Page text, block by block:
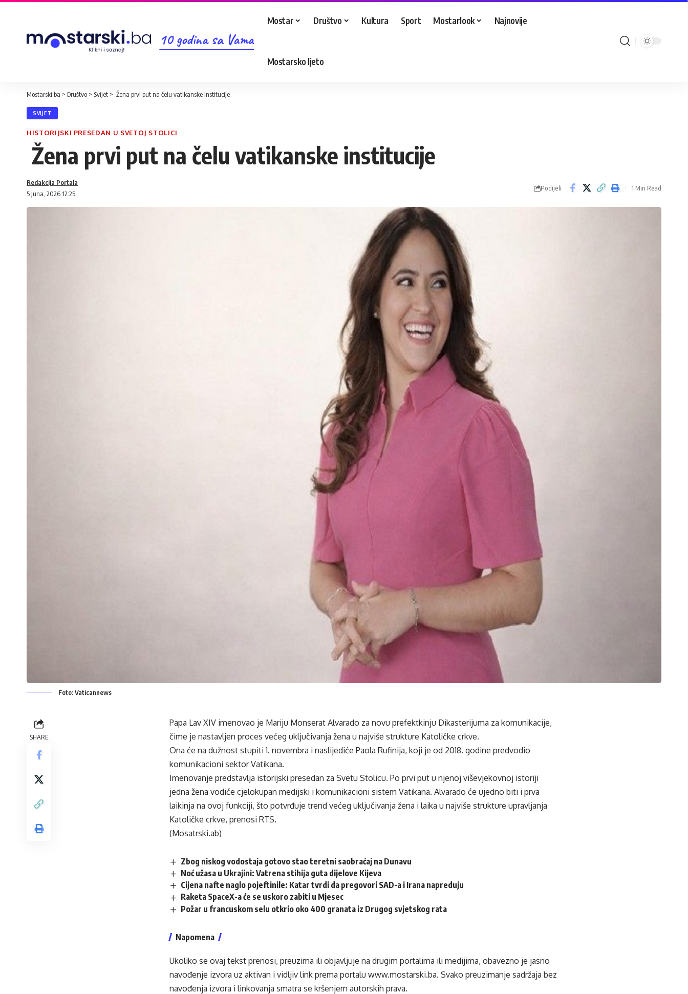
10 godina sa Vama
Mostar Društvo Kultura Sport Mostarlook Najnovije
Mostarsko ljeto
Mostarski.ba > Društvo > Svijet > Žena prvi put na čelu vatikanske institucije
SVIJET
HISTORIJSKI PRESEDAN U SVETOJ STOLICI
Žena prvi put na čelu vatikanske institucije
5 Juna, 2026 12:25
Redakcija Portala
Podijeli 1 Min Read
Foto: Vaticannews
SHARE
Papa Lav XIV imenovao je Mariju Monserat Alvarado za novu prefektkinju Dikasterijuma za komunikacije,
čime je nastavljen proces većeg uključivanja žena u najviše strukture Katoličke crkve.
Ona će na dužnost stupiti 1. novembra i naslijediće Paola Rufinija, koji je od 2018. godine predvodio
komunikacioni sektor Vatikana.
Imenovanje predstavlja istorijski presedan za Svetu Stolicu. Po prvi put u njenoj viševjekovnoj istoriji
jedna žena vodiće cjelokupan medijski i komunikacioni sistem Vatikana. Alvarado će ujedno biti i prva
laikinja na ovoj funkciji, što potvrđuje trend većeg uključivanja žena i laika u najviše strukture upravljanja
Katoličke crkve, prenosi RTS.
(Mosatrski.ab)
Zbog niskog vodostaja gotovo stao teretni saobraćaj na Dunavu
Noć užasa u Ukrajini: Vatrena stihija guta dijelove Kijeva
Cijena nafte naglo pojeftinile: Katar tvrdi da pregovori SAD-a i Irana napreduju
Raketa SpaceX-a će se uskoro zabiti u Mjesec
Požar u francuskom selu otkrio oko 400 granata iz Drugog svjetskog rata
Napomena
Ukoliko se ovaj tekst prenosi, preuzima ili objavljuje na drugim portalima ili medijima, obavezno je jasno
navođenje izvora uz aktivan i vidljiv link prema portalu www.mostarski.ba. Svako preuzimanje sadržaja bez
navođenja izvora i linkovanja smatra se kršenjem autorskih prava.